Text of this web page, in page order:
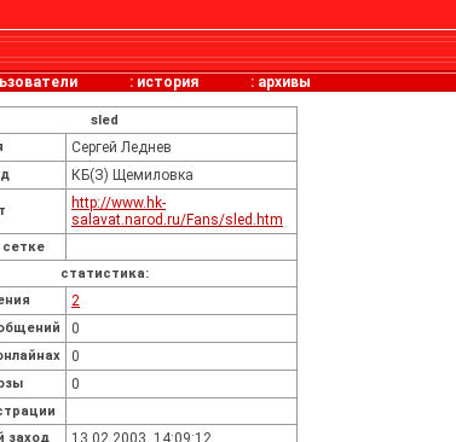
: история : архивы
sled
Сергей Леднев
КБ(З) Щемиловка
http://www.hk-
salavat.narod.ru/Fans/sled.htm
статистика:
2
0
0
0
заход
13.02.2003, 14:09:12